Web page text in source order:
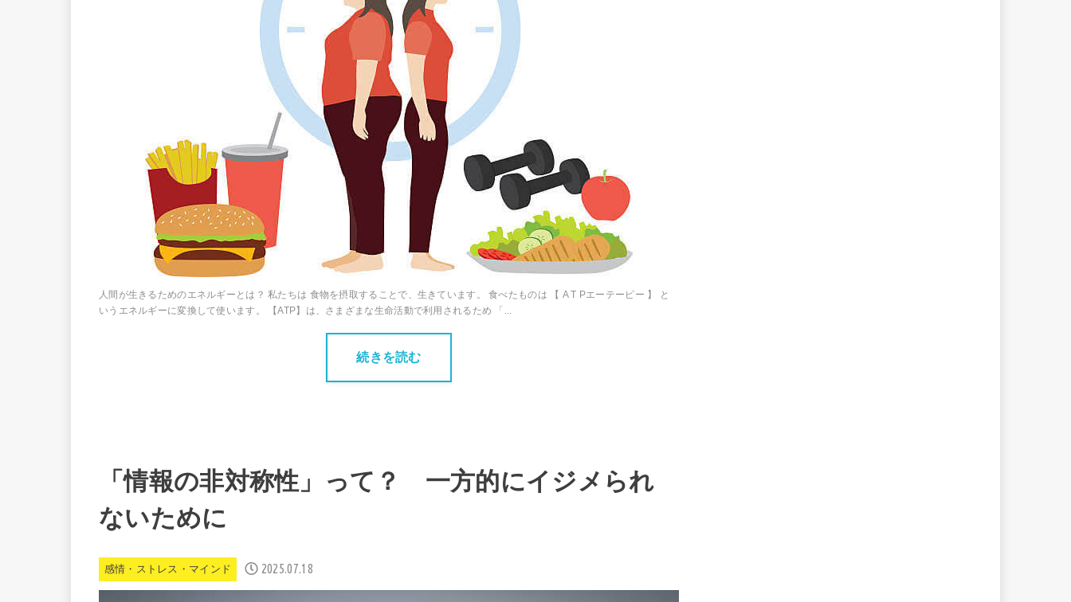
人間が生きるためのエネルギーとは？ 私たちは 食物を摂取することで、生きています。 食べたものは 【 A T Pエーテーピー 】 と
いうエネルギーに変換して使います。 【ATP】は、さまざまな生命活動で利用されるため 「...
続きを読む
「情報の非対称性」って？ 一方的にイジメられ
ないために
感情・ストレス・マインド 2025.07.18